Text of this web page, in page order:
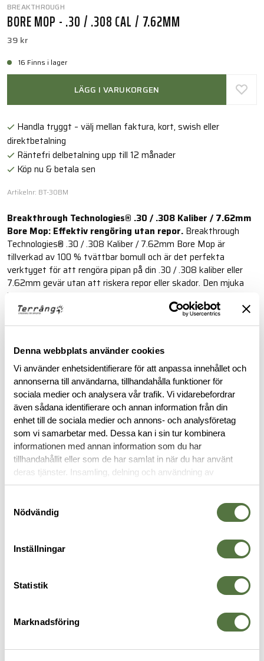
Denna webbplats använder cookies
Vi använder enhetsidentifierare för att anpassa innehållet och
annonserna till användarna, tillhandahålla funktioner för
sociala medier och analysera vår trafik. Vi vidarebefordrar
även sådana identifierare och annan information från din
enhet till de sociala medier och annons- och analysföretag
som vi samarbetar med. Dessa kan i sin tur kombinera
informationen med annan information som du har
tillhandahållit eller som de har samlat in när du har använt
deras tjänster. Insamling, delning och användning av
personuppgifter kan användas för personalisering av
Nödvändig
Inställningar
Statistik
Marknadsföring
BREAKTHROUGH
BORE MOP - .30 / .308 CAL / 7.62MM
39 kr
16 Finns i lager
LÄGG I VARUKORGEN
Handla tryggt – välj mellan faktura, kort, swish eller
direktbetalning
Räntefri delbetalning upp till 12 månader
Köp nu & betala sen
Artikelnr: BT-30BM
Breakthrough Technologies® .30 / .308 Kaliber / 7.62mm
Bore Mop: Effektiv rengöring utan repor. Breakthrough
Technologies® .30 / .308 Kaliber / 7.62mm Bore Mop är
tillverkad av 100 % tvättbar bomull och är det perfekta
verktyget för att rengöra pipan på din .30 / .308 kaliber eller
7.62mm gevär utan att riskera repor eller skador. Den mjuka
bomullen tar effektivt bort krutrester, föroreningar och
kolrester.
BESKRIVNING
RECENSIONER
OM VARUMÄRKET
VAPENVÅRD